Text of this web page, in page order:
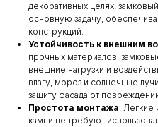
декоративных целях,
основную задачу,
конструкций.
Устойчивость к внешним
прочных материалов,
внешние нагрузки и
влагу, мороз и солнечные
защиту фасада от
Простота монтажа: Легкие
камни не требуют